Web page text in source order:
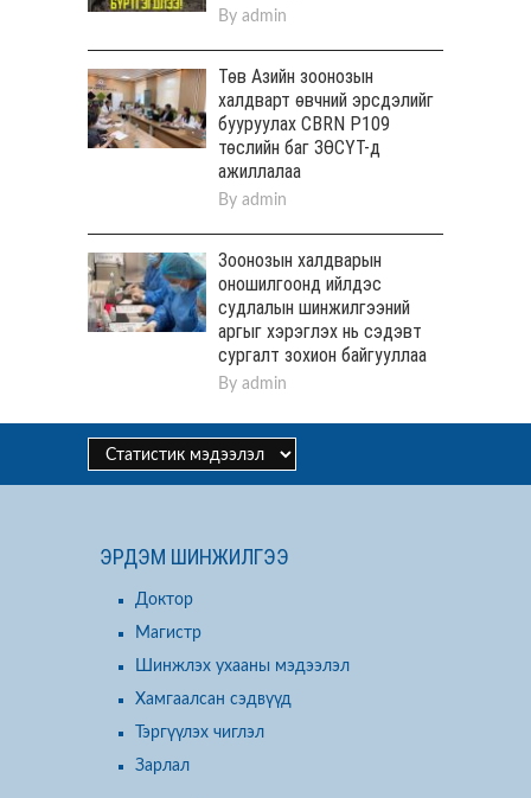
By admin
Төв Aзийн зоонозын
халдварт өвчний эрсдэлийг
бууруулах CBRN P109
төслийн баг ЗӨСҮТ-д
ажиллалаа
By admin
Зоонозын халдварын
оношилгоонд ийлдэс
судлалын шинжилгээний
аргыг хэрэглэх нь сэдэвт
сургалт зохион байгууллаа
By admin
ЭРДЭМ ШИНЖИЛГЭЭ
Доктор
Магистр
Шинжлэх ухааны мэдээлэл
Хамгаалсан сэдвүүд
Тэргүүлэх чиглэл
Зарлал